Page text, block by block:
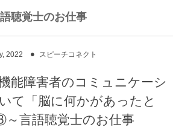
聴覚士のお仕事
, 2022 スピーチコネクト
能障害者のコミュニケーシ
て「脳に何かがあったと
言語聴覚士のお仕事
お豆